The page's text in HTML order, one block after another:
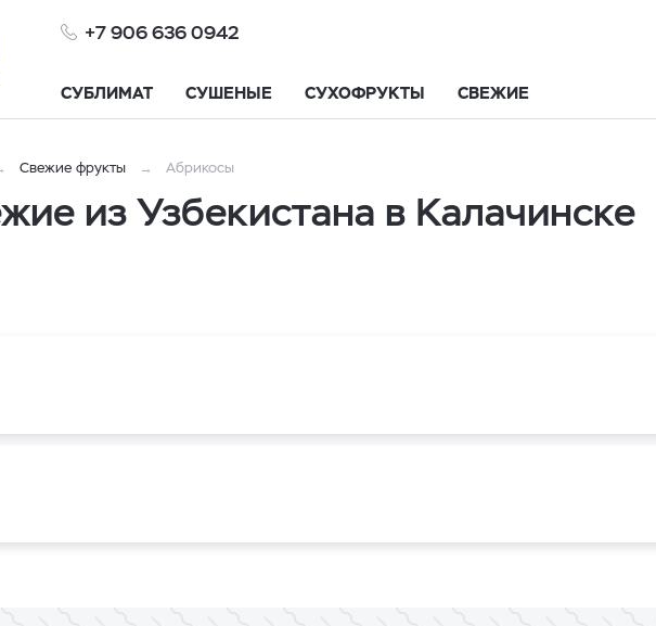
+7 906 636 0942
СУБЛИМАТ СУШЕНЫЕ СУХОФРУКТЫ СВЕЖИЕ
Свежие фрукты Абрикосы
из Узбекистана в Калачинске